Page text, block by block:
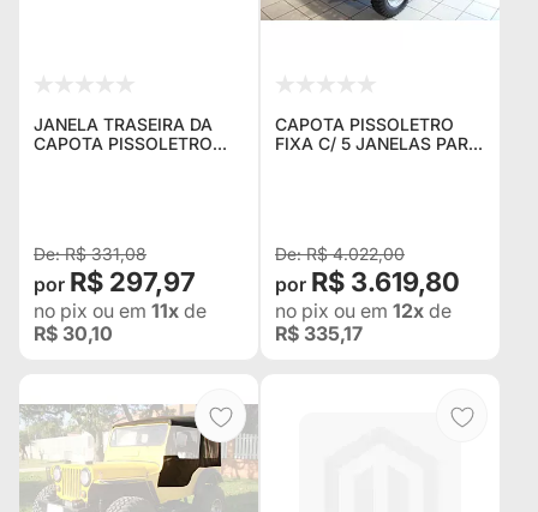
JANELA TRASEIRA DA
CAPOTA PISSOLETRO
R$ 331,08
R$ 297,97
no pix ou em 11x de
R$ 30,10
CAPOTA PISSOLETRO
FIXA C/ 5 JANELAS PARA
R$ 4.022,00
R$ 3.619,80
no pix ou em 12x de
R$ 335,17